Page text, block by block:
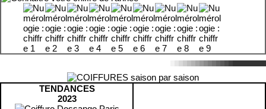
TENDANCES
2023